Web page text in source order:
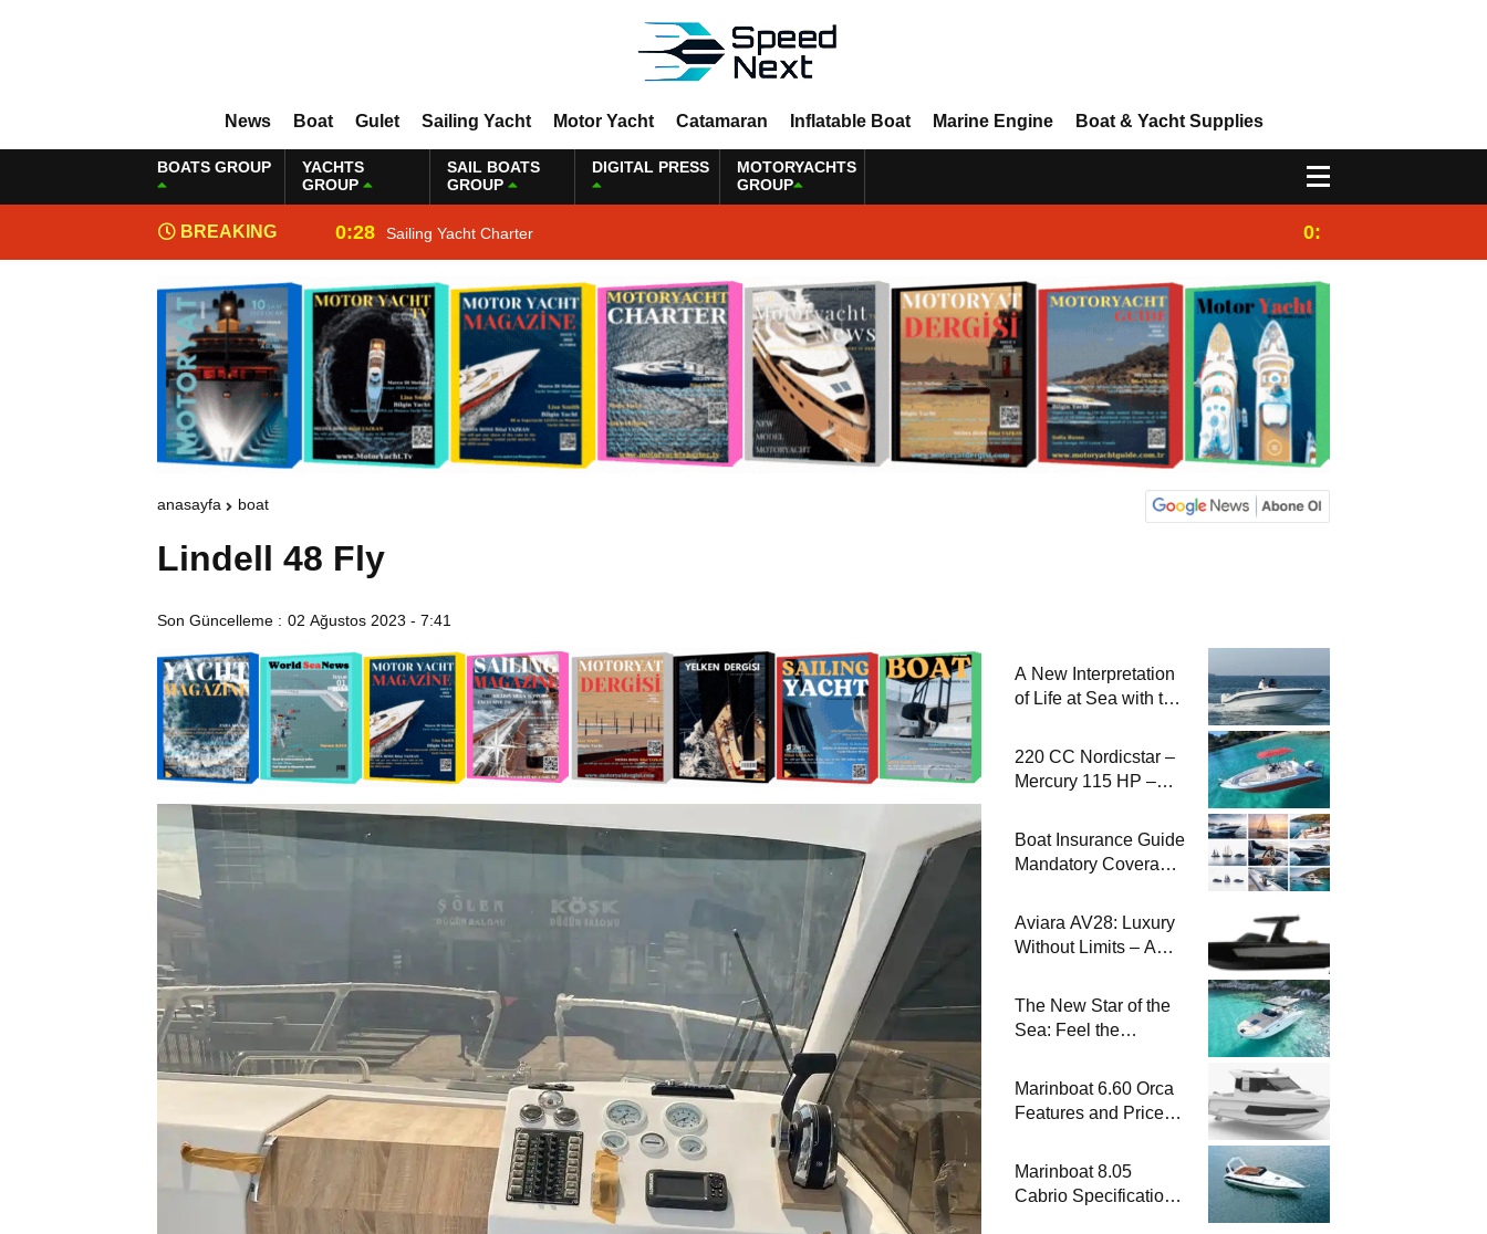
News Boat Gulet Sailing Yacht Motor Yacht Catamaran Inflatable Boat Marine Engine Boat & Yacht Supplies
BOATS GROUP
YACHTS
GROUP
SAIL BOATS
GROUP
DIGITAL PRESS
MOTORYACHTS
GROUP
BREAKING
NEWS
0:28 Sailing Yacht Charter 0:25
anasayfa boat
Lindell 48 Fly
Son Güncelleme : 02 Ağustos 2023 - 7:41
A New Interpretation
of Life at Sea with the
220 CC Nordicstar –
Mercury 115 HP –
Performance Boat
Boat Insurance Guide
Mandatory Coverage
Sailing
Aviara AV28: Luxury
Without Limits – A
The New Star of the
Sea: Feel the
Marinboat Vento-850
Marinboat 6.60 Orca
Features and Prices
Motorboat
Marinboat 8.05
Cabrio Specifications